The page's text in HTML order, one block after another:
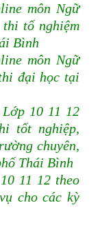
môn Ngữ
tố nghiệm
Bình
môn Ngữ
đại học tại
10 11 12
tốt nghiệp,
chuyên,
Thái Bình
11 12 theo
cho các kỳ